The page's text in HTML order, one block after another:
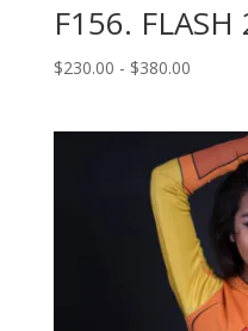
F156. FLASH
$230.00 - $380.00Rango
desde
$230.00
hasta